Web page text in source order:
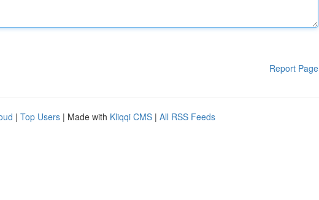
Report Page
| Top Users | Made with Kliqqi CMS | All RSS Feeds